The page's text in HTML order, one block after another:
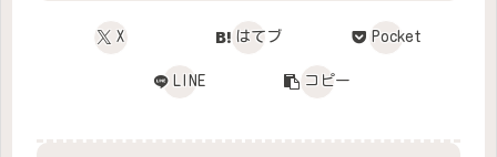
X はてブ Pocket
LINE コピー